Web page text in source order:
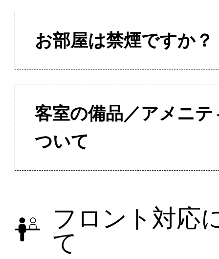
お部屋は禁煙ですか？
客室の備品／アメニテ
ついて
フロント対応
て